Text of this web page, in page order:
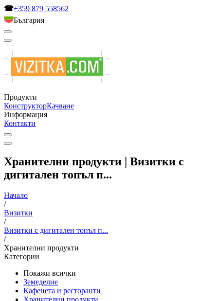
☎+359 879 558562
България
Продукти
КонструкторКачване
Информация
Контакти
Хранителни продукти | Визитки с
дигитален топъл п...
Начало
/
Визитки
/
Визитки с дигитален топъл п...
/
Хранителни продукти
Категории
Покажи всички
Земеделие
Кафенета и ресторанти
Хранителни продукти